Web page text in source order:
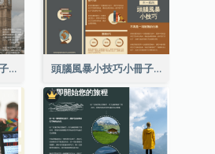
英格蘭旅遊指南小冊子 頭腦風暴小技巧小冊子